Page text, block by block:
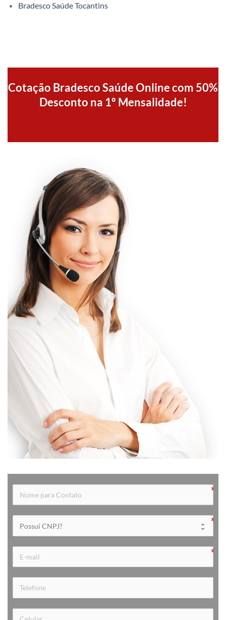
Bradesco Saúde Tocantins
Cotação Bradesco Saúde Online com 50%
Desconto na 1º Mensalidade!